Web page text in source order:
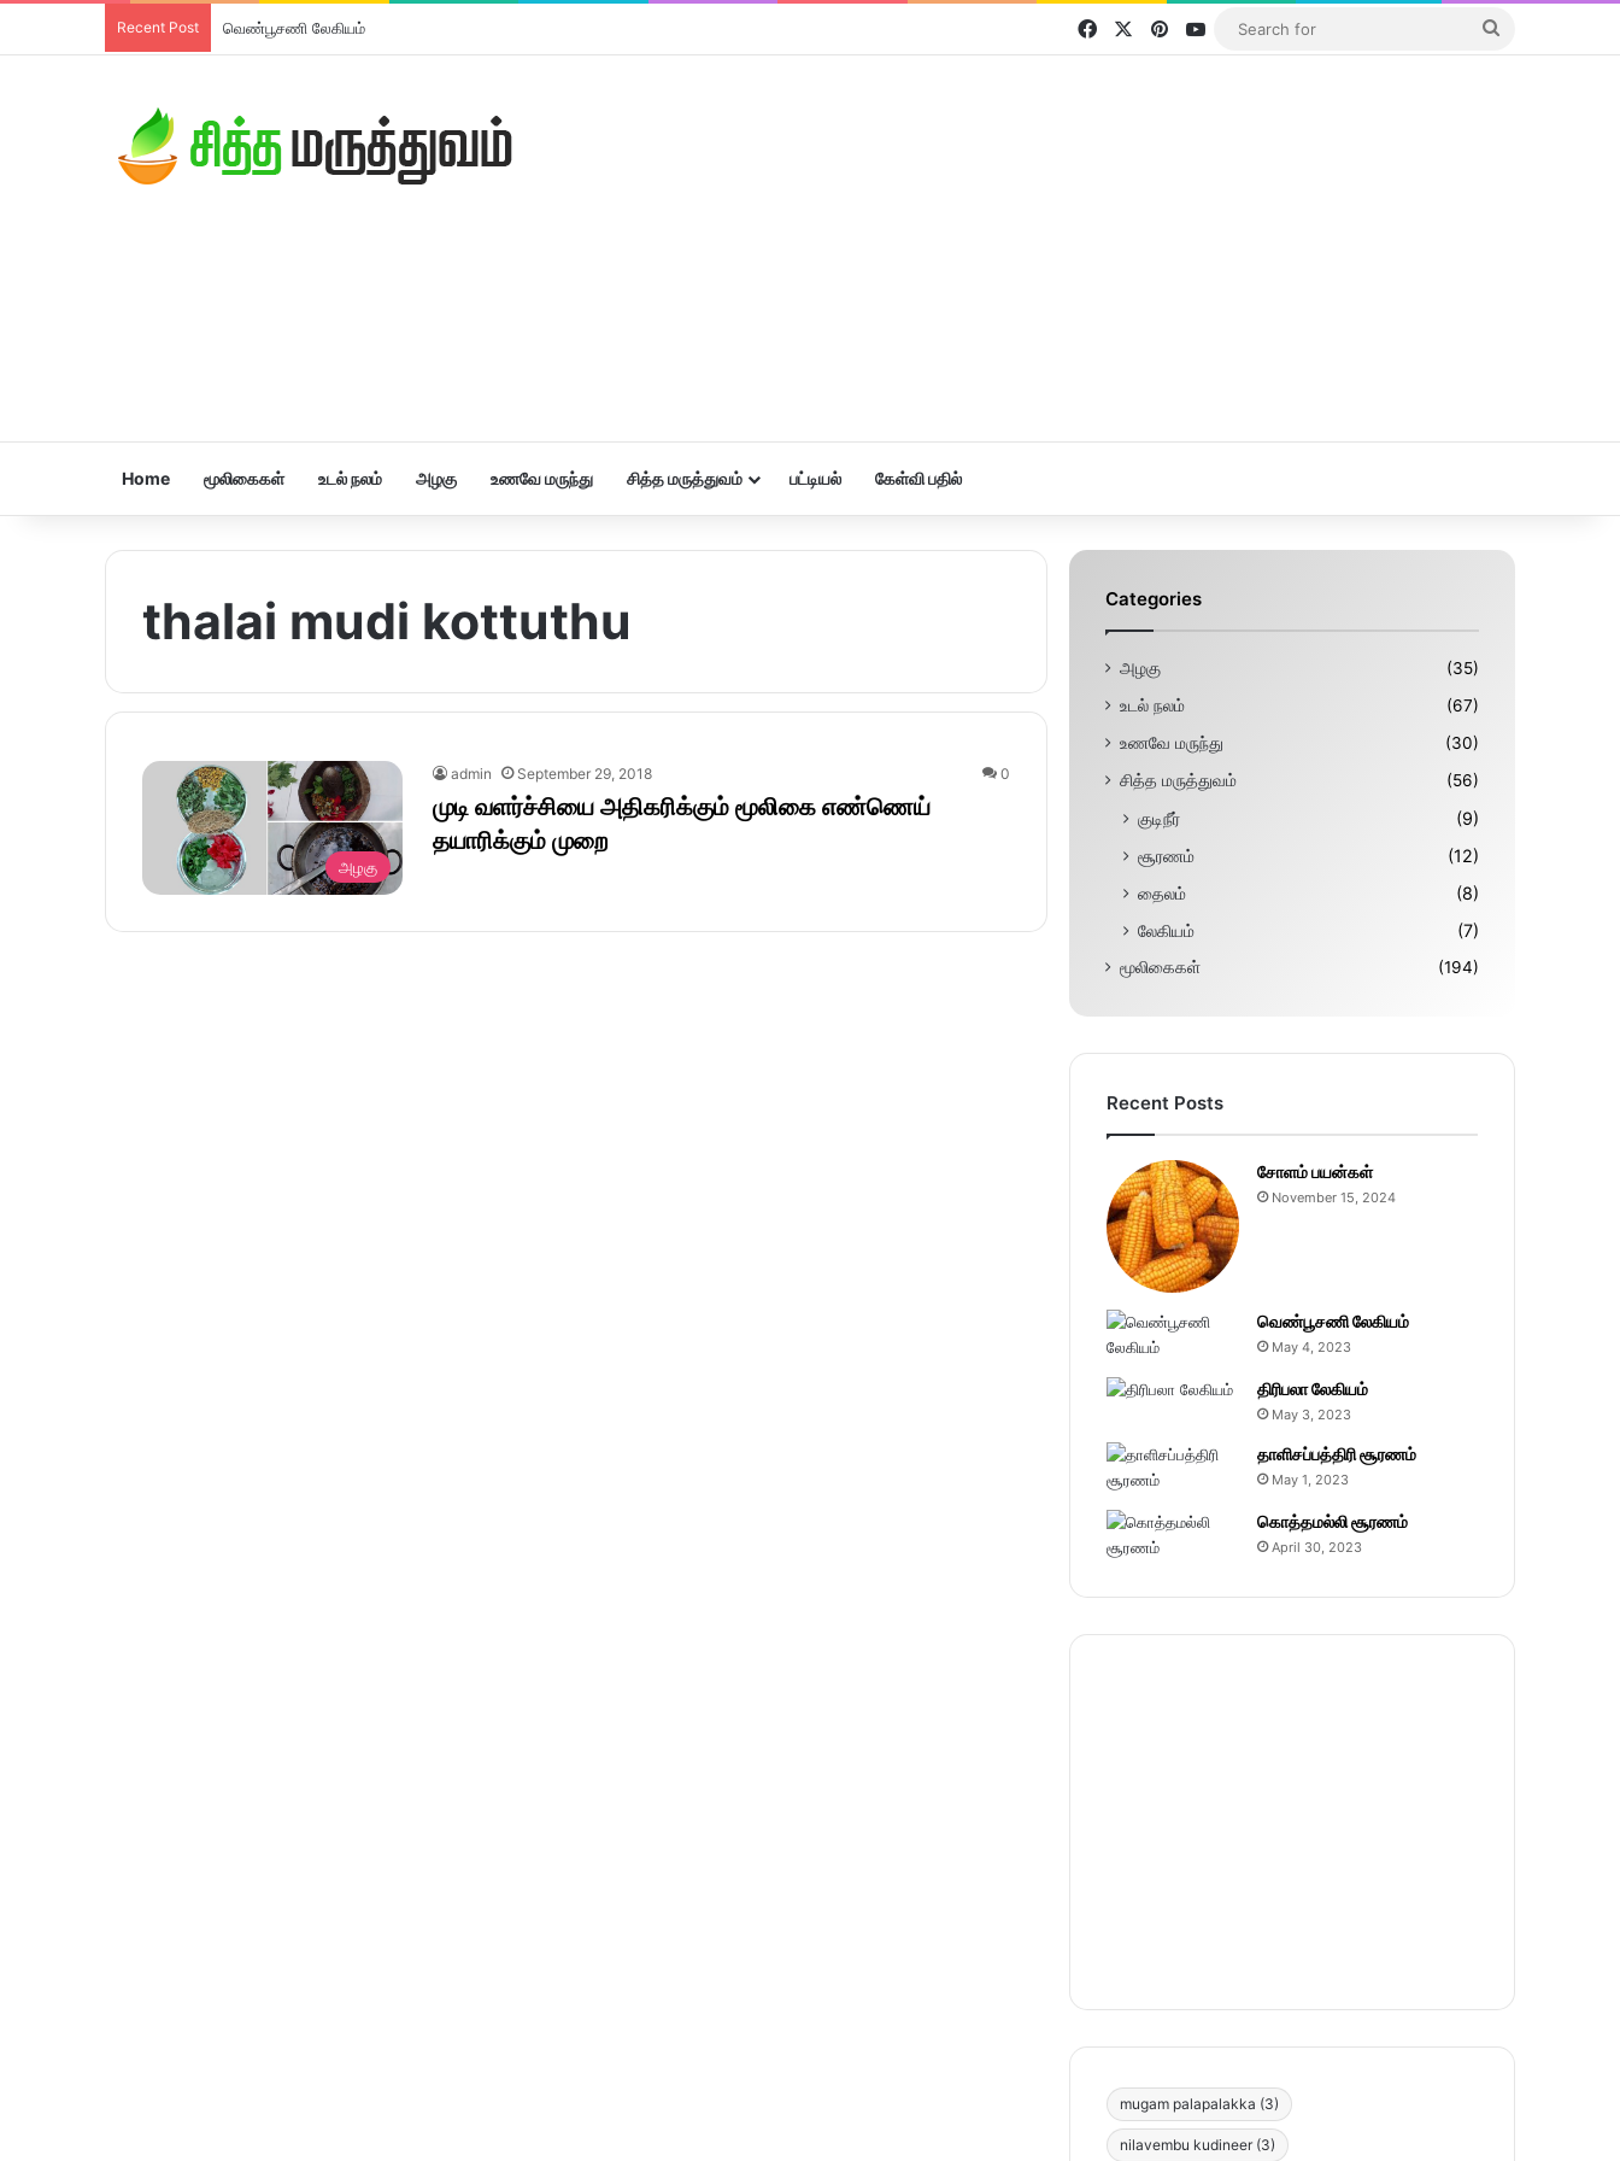
Recent Post வெண்பூசணி லேகியம் FacebookPinterestYouTube
Home மூலிகைகள் உடல் நலம் அழகு உணவே மருந்து சித்த மருத்துவம் பட்டியல் கேள்வி பதில்
thalai mudi kottuthu
அழகு
admin September 29, 2018 0
முடி வளர்ச்சியை அதிகரிக்கும் மூலிகை எண்ணெய்
தயாரிக்கும் முறை
Categories
அழகு
(35)
உடல் நலம்
(67)
உணவே மருந்து
(30)
சித்த மருத்துவம்
(56)
குடிநீர்
(9)
சூரணம்
(12)
தைலம்
(8)
லேகியம்
(7)
மூலிகைகள் (194)
Recent Posts
சோளம் பயன்கள்
November 15, 2024
வெண்பூசணி லேகியம்
May 4, 2023
திரிபலா லேகியம்
May 3, 2023
தாளிசப்பத்திரி சூரணம்
May 1, 2023
கொத்தமல்லி சூரணம்
April 30, 2023
mugam palapalakka (3)
nilavembu kudineer (3)